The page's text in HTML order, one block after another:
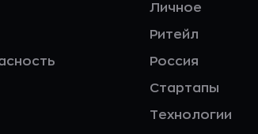
Личное
Ритейл
Россия
Стартапы
Технологии